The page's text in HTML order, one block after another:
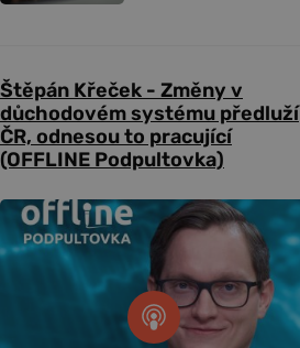
Štěpán Křeček - Změny v
důchodovém systému předluží
ČR, odnesou to pracující
(OFFLINE Podpultovka)